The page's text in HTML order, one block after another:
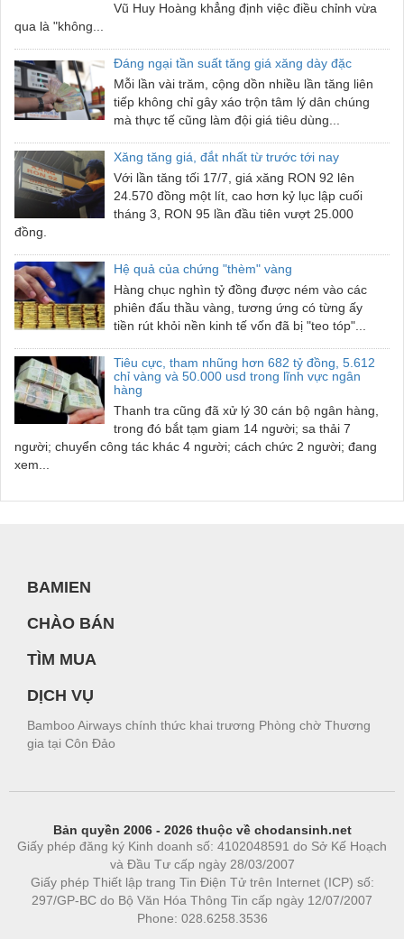
Vũ Huy Hoàng khẳng định việc điều chỉnh vừa
qua là "không...
Đáng ngại tần suất tăng giá xăng dày đặc
Mỗi lần vài trăm, cộng dồn nhiều lần tăng liên
tiếp không chỉ gây xáo trộn tâm lý dân chúng
mà thực tế cũng làm đội giá tiêu dùng...
Xăng tăng giá, đắt nhất từ trước tới nay
Với lần tăng tối 17/7, giá xăng RON 92 lên
24.570 đồng một lít, cao hơn kỷ lục lập cuối
tháng 3, RON 95 lần đầu tiên vượt 25.000
đồng.
Hệ quả của chứng "thèm" vàng
Hàng chục nghìn tỷ đồng được ném vào các
phiên đấu thầu vàng, tương ứng có từng ấy
tiền rút khỏi nền kinh tế vốn đã bị "teo tóp"...
Tiêu cực, tham nhũng hơn 682 tỷ đồng, 5.612
chỉ vàng và 50.000 usd trong lĩnh vực ngân
hàng
Thanh tra cũng đã xử lý 30 cán bộ ngân hàng,
trong đó bắt tạm giam 14 người; sa thải 7
người; chuyển công tác khác 4 người; cách chức 2 người; đang
xem...
BAMIEN
CHÀO BÁN
TÌM MUA
DỊCH VỤ
Bamboo Airways chính thức khai trương Phòng chờ Thương
gia tại Côn Đảo
Bản quyền 2006 - 2026 thuộc về chodansinh.net
Giấy phép đăng ký Kinh doanh số: 4102048591 do Sở Kế Hoạch
và Đầu Tư cấp ngày 28/03/2007
Giấy phép Thiết lập trang Tin Điện Tử trên Internet (ICP) số:
297/GP-BC do Bộ Văn Hóa Thông Tin cấp ngày 12/07/2007
Phone: 028.6258.3536